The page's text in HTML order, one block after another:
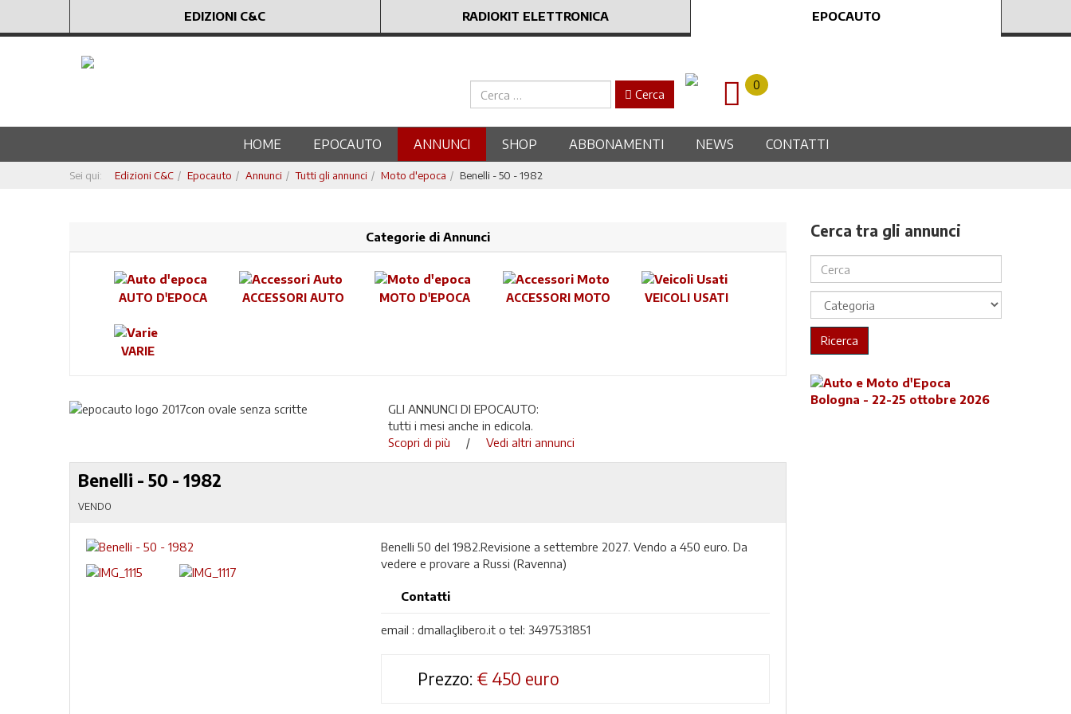
EDIZIONI C&C RADIOKIT ELETTRONICA EPOCAUTO
Cerca Cerca
0
HOME EPOCAUTO ANNUNCI SHOP ABBONAMENTI NEWS CONTATTI
Sei qui: Edizioni C&C Epocauto Annunci Tutti gli annunci Moto d'epoca Benelli - 50 - 1982
Categorie di Annunci
AUTO D'EPOCA ACCESSORI AUTO MOTO D'EPOCA ACCESSORI MOTO VEICOLI USATI
VARIE
GLI ANNUNCI DI EPOCAUTO:
tutti i mesi anche in edicola.
Scopri di più
/ Vedi altri annunci
Benelli - 50 - 1982
VENDO
Benelli 50 del 1982.Revisione a settembre 2027. Vendo a 450 euro. Da
vedere e provare a Russi (Ravenna)
Contatti
email : dmallaçlibero.it o tel: 3497531851
Prezzo: € 450 euro
Cerca tra gli annunci
Ricerca